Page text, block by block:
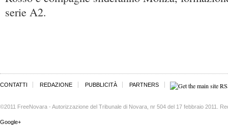
serie A2.
CONTATTI REDAZIONE PUBBLICITÀ PARTNERS
©2011 FreeNovara - Autorizzazione del Tribunale di Novara, nr 504 del 17 febbraio 2011.
Google+